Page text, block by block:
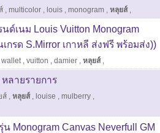
, multicolor , louis , monogram , หลุยส์,
ด์เนม Louis Vuitton Monogram
กรด S.Mirror เกาหลี ส่งฟรี พร้อมส่ง))
wallet, vuitton , damier , หลุยส์,
หลายรายการ
ส์ , หลุยส์, louise , mulberry ,
น Monogram Canvas Neverfull GM